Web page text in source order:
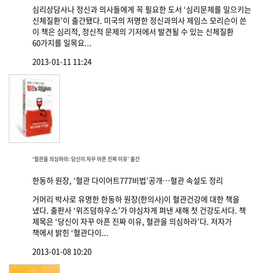
심리상담사나 정신과 의사들에게 꼭 필요한 도서 ‘심리문제를 일으키는
신체질환’이 출간됐다. 미국의 저명한 정신과의사 제임스 모리슨이 쓴
이 책은 심리적, 정신적 문제의 기저에서 발견될 수 있는 신체질환
60가지를 일목요...
2013-01-11 11:24
‘혈관을 의심하라: 당신이 자꾸 아픈 진짜 이유’ 출간
한동하 원장, ‘혈관 다이어트777비법’공개…혈관 속설도 정리
거머리 박사로 유명한 한동하 원장(한의사)이 혈관건강에 대한 책을
냈다. 출판사 ‘위즈덤하우스’가 야심차게 펴낸 새해 첫 건강도서다. 책
제목은 ‘당신이 자꾸 아픈 진짜 이유, 혈관을 의심하라’다. 저자가
책에서 밝힌 ‘혈관다이...
2013-01-08 10:20